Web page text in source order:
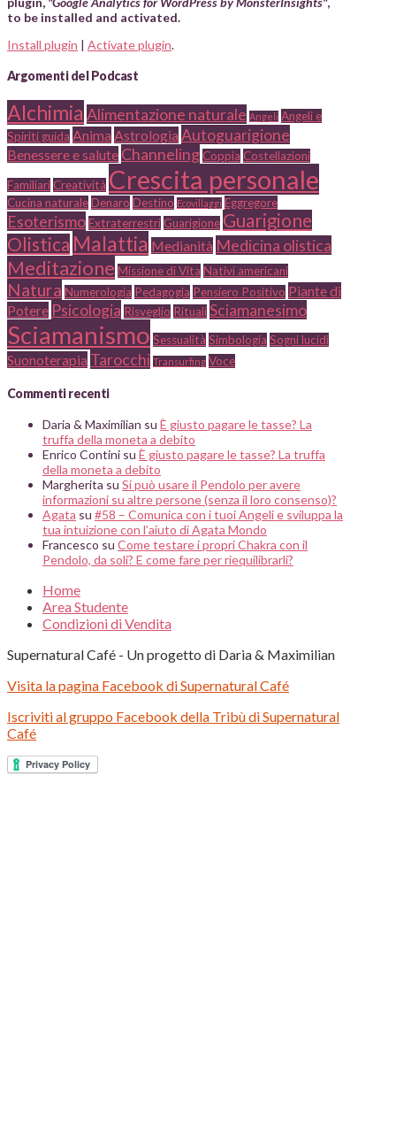
to be installed and activated.
Install plugin | Activate plugin.
Argomenti del Podcast
Alchimia Alimentazione naturale Angeli Angeli e
Spiriti guida Anima Astrologia Autoguarigione
Benessere e salute ChannelingCoppia Costellazioni
FamiliariCreatività Crescita personale
Cucina naturaleDenaro Destino Ecovillaggi Eggregore
EsoterismoExtraterrestriGuarigione Guarigione
Olistica Malattia Medianità Medicina olistica
Meditazione Missione di Vita Nativi americani
Natura Numerologia Pedagogia Pensiero Positivo Piante di
Potere Psicologia Risveglio RitualiSciamanesimo
Sciamanismo Sessualità Simbologia Sogni lucidi
Suonoterapia Tarocchi Transurfing Voce
Commenti recenti
Daria & Maximilian su È giusto pagare le tasse? La
truffa della moneta a debito
Enrico Contini su È giusto pagare le tasse? La truffa
della moneta a debito
Margherita su Si può usare il Pendolo per avere
informazioni su altre persone (senza il loro consenso)?
Agata su #58 – Comunica con i tuoi Angeli e sviluppa la
tua intuizione con l’aiuto di Agata Mondo
Francesco su Come testare i propri Chakra con il
Pendolo, da soli? E come fare per riequilibrarli?
Home
Area Studente
Condizioni di Vendita
Supernatural Café - Un progetto di Daria & Maximilian
Visita la pagina Facebook di Supernatural Café
Iscriviti al gruppo Facebook della Tribù di Supernatural
Café